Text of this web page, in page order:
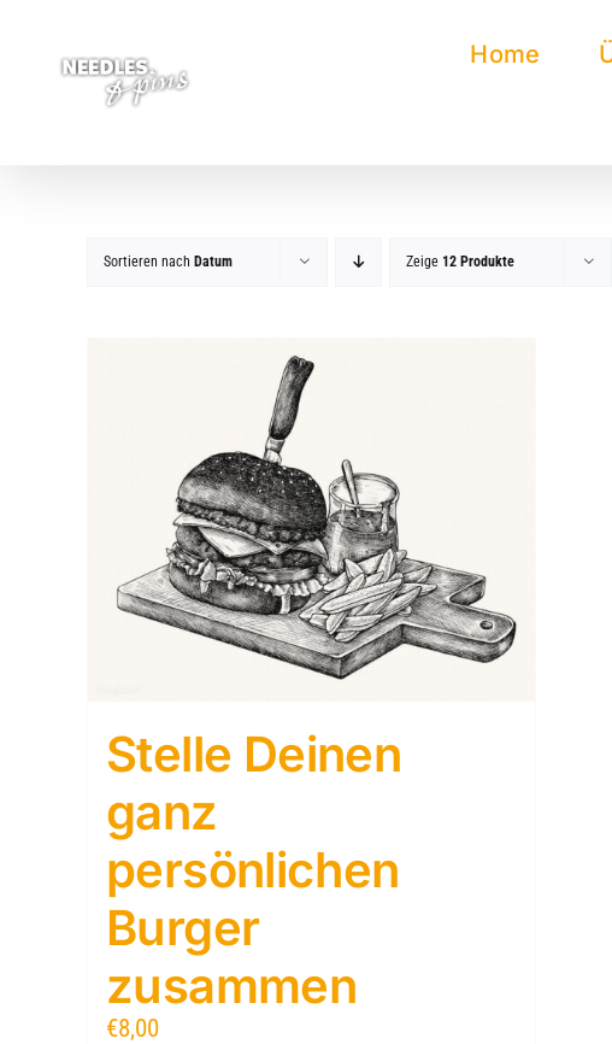
springen
Home
Sortieren nach Datum Zeige 12 Produkte
Stelle Deinen
ganz
persönlichen
Burger
zusammen
€8,00